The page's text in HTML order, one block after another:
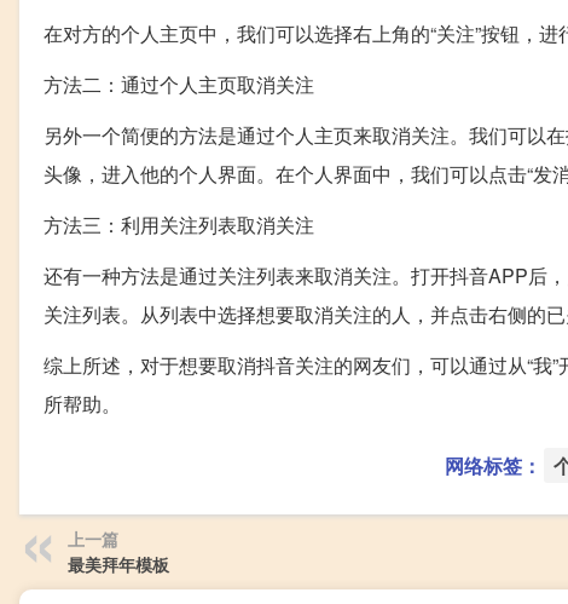
在对方的个人主页中，我们可以选择右上角的“关注”按钮，
方法二：通过个人主页取消关注
另外一个简便的方法是通过个人主页来取消关注。我们可以
头像，进入他的个人界面。在个人界面中，我们可以点击“发
方法三：利用关注列表取消关注
还有一种方法是通过关注列表来取消关注。打开抖音APP后
关注列表。从列表中选择想要取消关注的人，并点击右侧的已
综上所述，对于想要取消抖音关注的网友们，可以通过从“
所帮助。
网络标签：
上一篇
最美拜年模板